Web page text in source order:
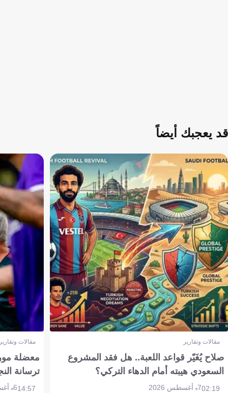
قد يعجبك أيضاً
مقالات وتقارير
صلاح يُغَيّر قواعد اللعبة.. هل فقد المشروع
السعودي هيبته أمام الدهاء التركي؟
02:197 أغسطس 2026
مقالات
معضلة
ترسانة
14:576 أغسطس 2026